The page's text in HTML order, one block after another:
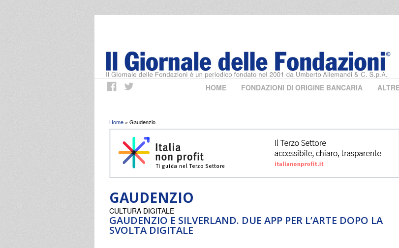
HOME FONDAZIONI DI ORIGINE BANCARIA
Tu sei qui
Home » Gaudenzio
GAUDENZIO
GAUDENZIO E SILVERLAND. DUE APP PER L’ARTE DOPO LA
SVOLTA DIGITALE
CULTURA DIGITALE